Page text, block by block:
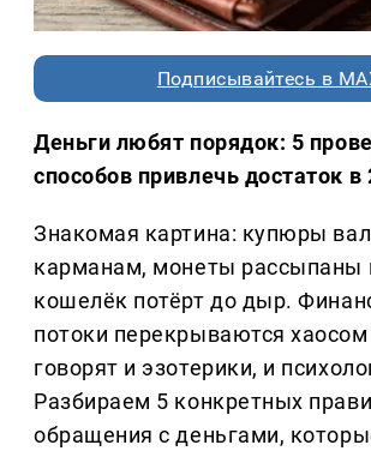
Подписывайтесь в
Деньги любят порядок: 5
способов привлечь достаток в
Знакомая картина: купюры
карманам, монеты рассыпаны
кошелёк потёрт до дыр.
потоки перекрываются
говорят и эзотерики, и
Разбираем 5 конкретных
обращения с деньгами,